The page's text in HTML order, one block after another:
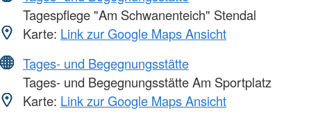
Tagespflege "Am Schwanenteich" Stendal
Karte: Link zur Google Maps Ansicht
Tages- und Begegnungsstätte
Tages- und Begegnungsstätte Am Sportplatz
Karte: Link zur Google Maps Ansicht